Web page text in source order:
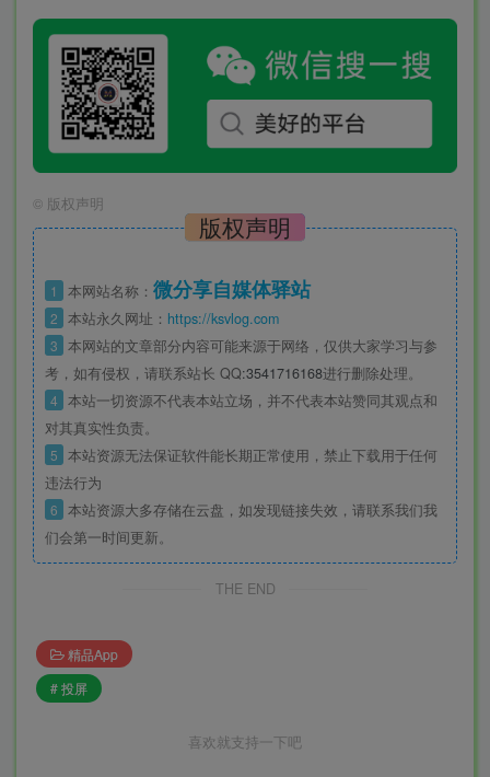
© 版权声明
版权声明
1 本网站名称： 微分享自媒体驿站
2 本站永久网址： https://ksvlog.com
3 本网站的文章部分内容可能来源于网络，仅供大家学习与参
考，如有侵权，请联系站长 QQ:3541716168进行删除处理。
4 本站一切资源不代表本站立场，并不代表本站赞同其观点和
对其真实性负责。
5 本站资源无法保证软件能长期正常使用，禁止下载用于任何
违法行为
6 本站资源大多存储在云盘，如发现链接失效，请联系我们我
们会第一时间更新。
THE END
精品App
# 投屏
喜欢就支持一下吧